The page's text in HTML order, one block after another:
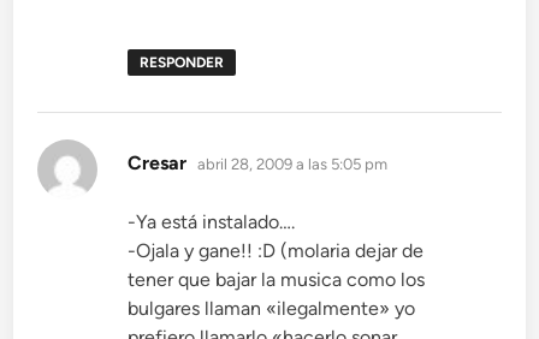
RESPONDER
Cresar dice:
abril 28, 2009 a las 5:05 pm
-Ya está instalado….
-Ojala y gane!! :D (molaria dejar de
tener que bajar la musica como los
bulgares llaman «ilegalmente» yo